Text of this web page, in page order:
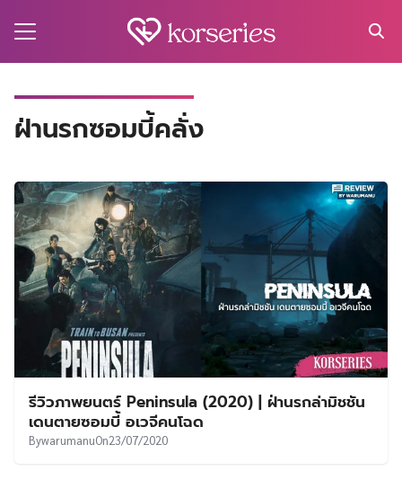
ฝ่านรกซอมบี้คลั่ง
รีวิวภาพยนตร์ Peninsula (2020) | ฝ่านรกล่ามิชชัน
เดนตายซอมบี้ อเวจีคนโฉด
BywarumanuOn23/07/2020